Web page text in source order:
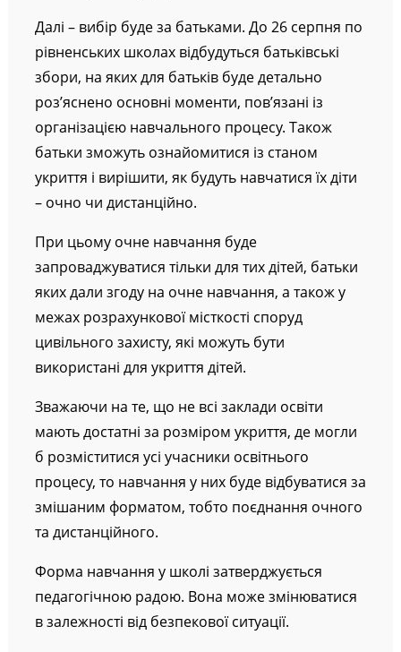
Далі – вибір буде за батьками. До 26 серпня по
рівненських школах відбудуться батьківські
збори, на яких для батьків буде детально
роз’яснено основні моменти, пов’язані із
організацією навчального процесу. Також
батьки зможуть ознайомитися із станом
укриття і вирішити, як будуть навчатися їх діти
– очно чи дистанційно.
При цьому очне навчання буде
запроваджуватися тільки для тих дітей, батьки
яких дали згоду на очне навчання, а також у
межах розрахункової місткості споруд
цивільного захисту, які можуть бути
використані для укриття дітей.
Зважаючи на те, що не всі заклади освіти
мають достатні за розміром укриття, де могли
б розміститися усі учасники освітнього
процесу, то навчання у них буде відбуватися за
змішаним форматом, тобто поєднання очного
та дистанційного.
Форма навчання у школі затверджується
педагогічною радою. Вона може змінюватися
в залежності від безпекової ситуації.